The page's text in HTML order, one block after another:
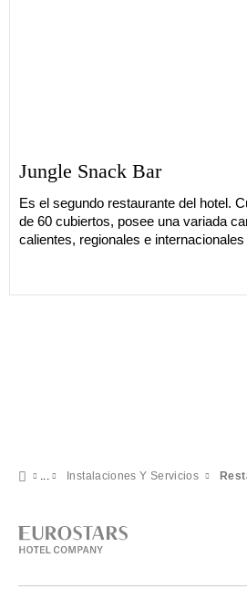
Jungle Snack Bar
Es el segundo restaurante del hotel.
de 60 cubiertos, posee una variada
calientes, regionales e
Instalaciones Y Servicios